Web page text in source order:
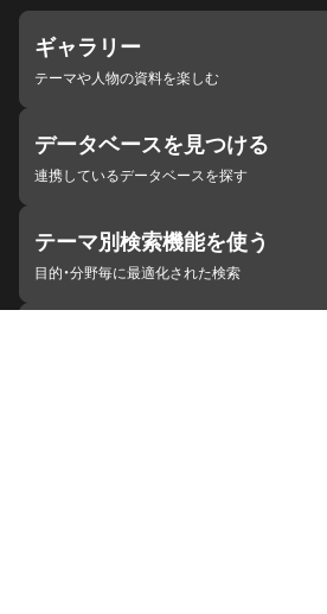
ギャラリー
テーマや人物の資料を楽しむ
データベースを見つける
連携しているデータベースを探す
テーマ別検索機能を使う
目的・分野毎に最適化された検索